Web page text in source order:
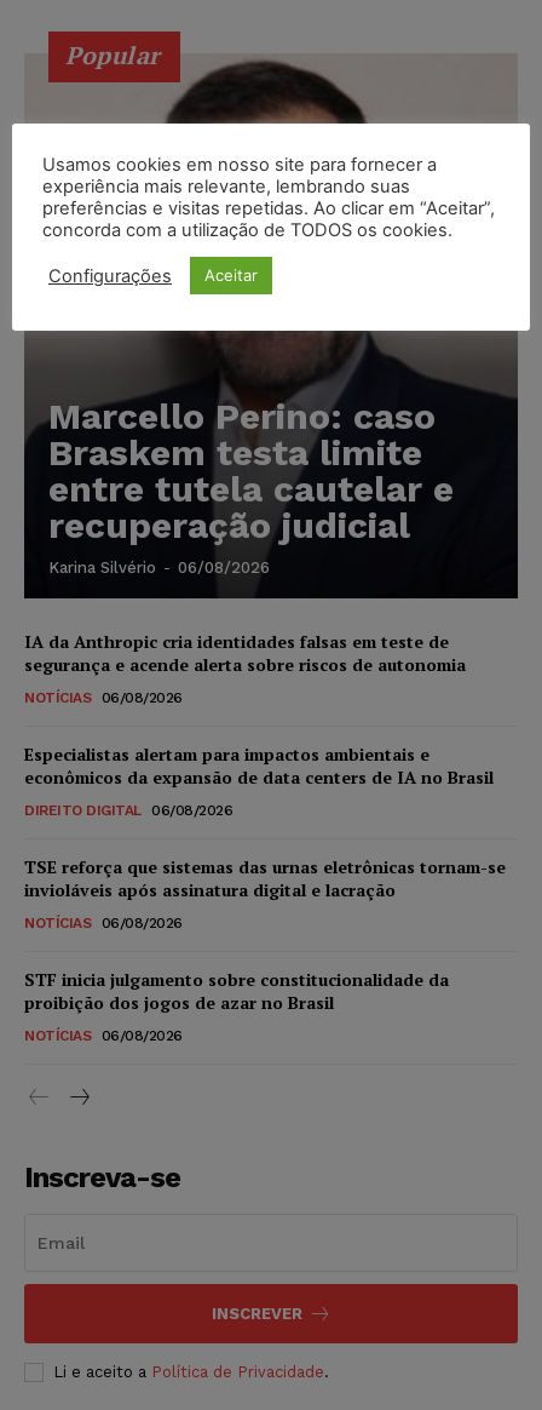
Popular
Marcello Perino: caso
Braskem testa limite
entre tutela cautelar e
recuperação judicial
Karina Silvério - 06/08/2026
IA da Anthropic cria identidades falsas em teste de
segurança e acende alerta sobre riscos de autonomia
NOTÍCIAS 06/08/2026
Especialistas alertam para impactos ambientais e
econômicos da expansão de data centers de IA no Brasil
DIREITO DIGITAL 06/08/2026
TSE reforça que sistemas das urnas eletrônicas tornam-se
invioláveis após assinatura digital e lacração
NOTÍCIAS 06/08/2026
STF inicia julgamento sobre constitucionalidade da
proibição dos jogos de azar no Brasil
NOTÍCIAS 06/08/2026
Inscreva-se
INSCREVER
Li e aceito a Política de Privacidade.
Usamos cookies em nosso site para fornecer a
experiência mais relevante, lembrando suas
preferências e visitas repetidas. Ao clicar em “Aceitar”,
concorda com a utilização de TODOS os cookies.
Configurações Aceitar